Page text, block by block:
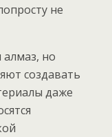
не
алмаз, но
создавать
даже